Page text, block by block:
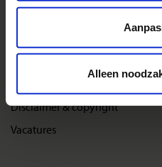
Alleen
Over Shoestring
Disclaimer & copyright
Vacatures